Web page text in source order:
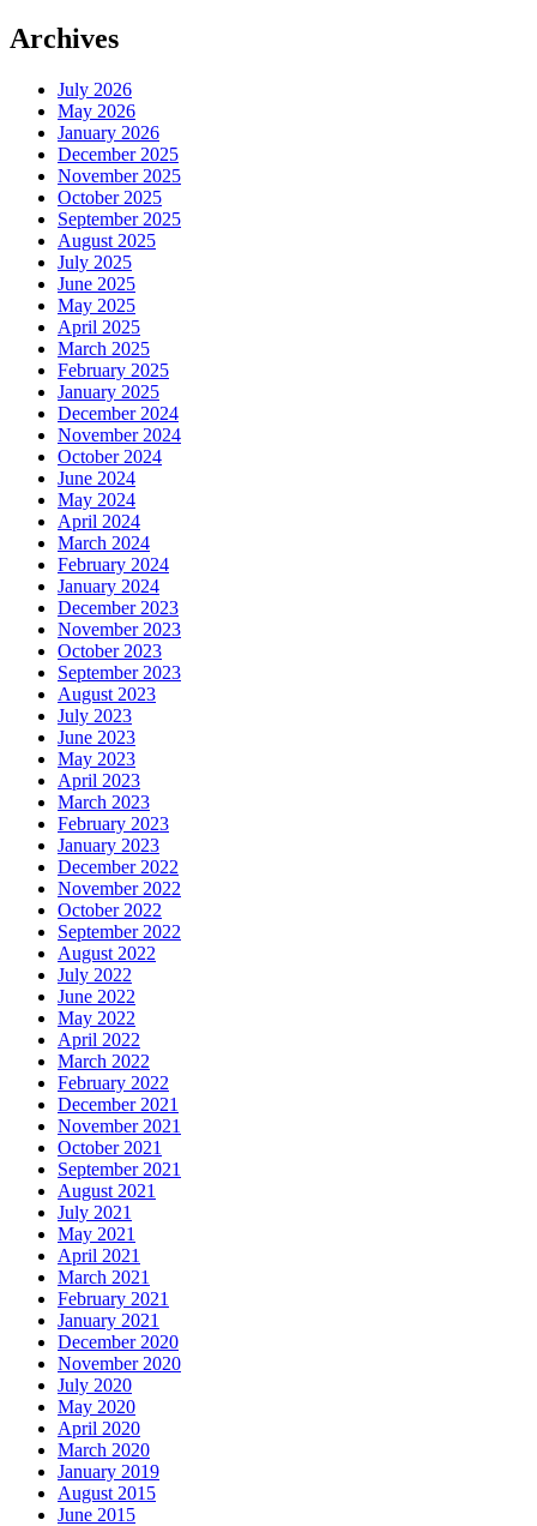
Archives
July 2026
May 2026
January 2026
December 2025
November 2025
October 2025
September 2025
August 2025
July 2025
June 2025
May 2025
April 2025
March 2025
February 2025
January 2025
December 2024
November 2024
October 2024
June 2024
May 2024
April 2024
March 2024
February 2024
January 2024
December 2023
November 2023
October 2023
September 2023
August 2023
July 2023
June 2023
May 2023
April 2023
March 2023
February 2023
January 2023
December 2022
November 2022
October 2022
September 2022
August 2022
July 2022
June 2022
May 2022
April 2022
March 2022
February 2022
December 2021
November 2021
October 2021
September 2021
August 2021
July 2021
May 2021
April 2021
March 2021
February 2021
January 2021
December 2020
November 2020
July 2020
May 2020
April 2020
March 2020
January 2019
August 2015
June 2015